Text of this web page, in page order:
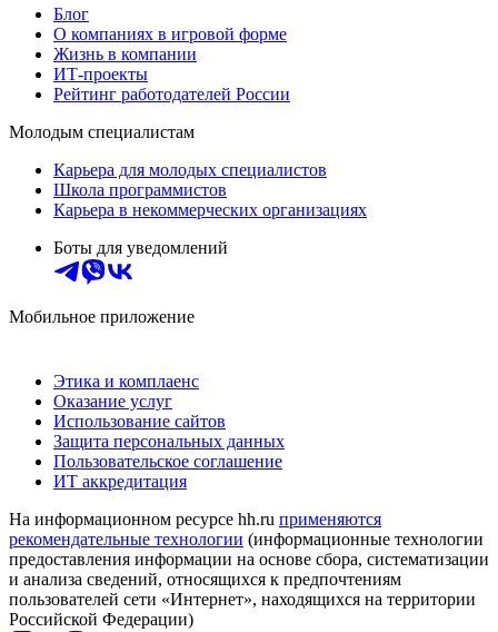
Блог
О компаниях в игровой форме
Жизнь в компании
ИТ-проекты
Рейтинг работодателей России
Молодым специалистам
Карьера для молодых специалистов
Школа программистов
Карьера в некоммерческих организациях
Боты для уведомлений
Мобильное приложение
Этика и комплаенс
Оказание услуг
Использование сайтов
Защита персональных данных
Пользовательское соглашение
ИТ аккредитация
На информационном ресурсе hh.ru применяются
рекомендательные технологии (информационные технологии
предоставления информации на основе сбора, систематизации
и анализа сведений, относящихся к предпочтениям
пользователей сети «Интернет», находящихся на территории
Российской Федерации)